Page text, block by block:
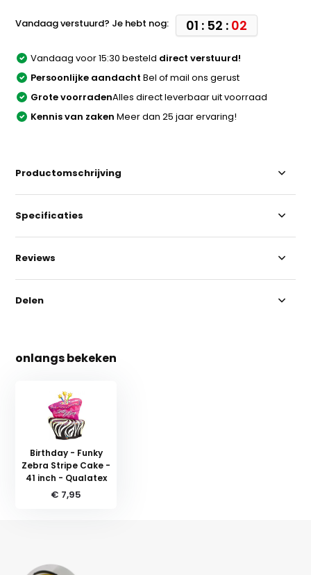
Vandaag verstuurd? Je hebt nog: 01 : 52 : 02
Vandaag voor 15:30 besteld direct verstuurd!
Persoonlijke aandacht Bel of mail ons gerust
Grote voorradenAlles direct leverbaar uit voorraad
Kennis van zaken Meer dan 25 jaar ervaring!
Productomschrijving
Specificaties
Reviews
Delen
onlangs bekeken
Birthday - Funky
Zebra Stripe Cake -
41 inch - Qualatex
€ 7,95